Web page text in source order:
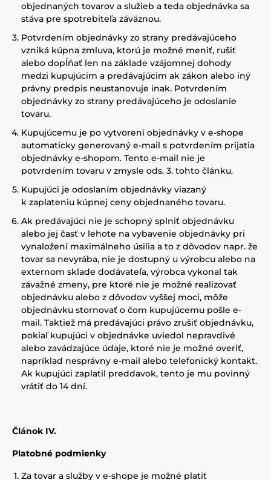
objednaných tovarov a služieb a teda objednávka sa
stáva pre spotrebiteľa záväznou.
Potvrdením objednávky zo strany predávajúceho
vzniká kúpna zmluva, ktorú je možné meniť, rušiť
alebo dopĺňať len na základe vzájomnej dohody
medzi kupujúcim a predávajúcim ak zákon alebo iný
právny predpis neustanovuje inak. Potvrdením
objednávky zo strany predávajúceho je odoslanie
tovaru.
Kupujúcemu je po vytvorení objednávky v e-shope
automaticky generovaný e-mail s potvrdením prijatia
objednávky e-shopom. Tento e-mail nie je
potvrdením tovaru v zmysle ods. 3. tohto článku.
Kupujúci je odoslaním objednávky viazaný
k zaplateniu kúpnej ceny objednaného tovaru.
Ak predávajúci nie je schopný splniť objednávku
alebo jej časť v lehote na vybavenie objednávky pri
vynaložení maximálneho úsilia a to z dôvodov napr. že
tovar sa nevyrába, nie je dostupný u výrobcu alebo na
externom sklade dodávateľa, výrobca vykonal tak
závažné zmeny, pre ktoré nie je možné realizovať
objednávku alebo z dôvodov vyššej moci, môže
objednávku stornovať o čom kupujúcemu pošle e-
mail. Taktiež má predávajúci právo zrušiť objednávku,
pokiaľ kupujúci v objednávke uviedol nepravdivé
alebo zavádzajúce údaje, ktoré nie je možné overiť,
napríklad nesprávny e-mail alebo telefonický kontakt.
Ak kupujúci zaplatil preddavok, tento je mu povinný
vrátiť do 14 dní.
Článok IV.
Platobné podmienky
Za tovar a služby v e-shope je možné platiť